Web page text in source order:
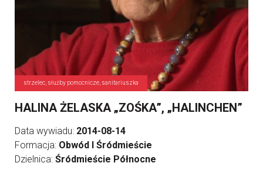
strzelec, służby pomocnicze, sanitariuszka
HALINA ŻELASKA „ZOŚKA”, „HALINCHEN”
Data wywiadu: 2014-08-14
Formacja: Obwód I Śródmieście
Dzielnica: Śródmieście Północne